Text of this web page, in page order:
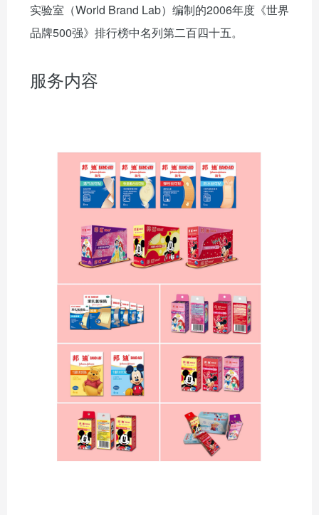
实验室（World Brand Lab）编制的2006年度《世界
品牌500强》排行榜中名列第二百四十五。
服务内容